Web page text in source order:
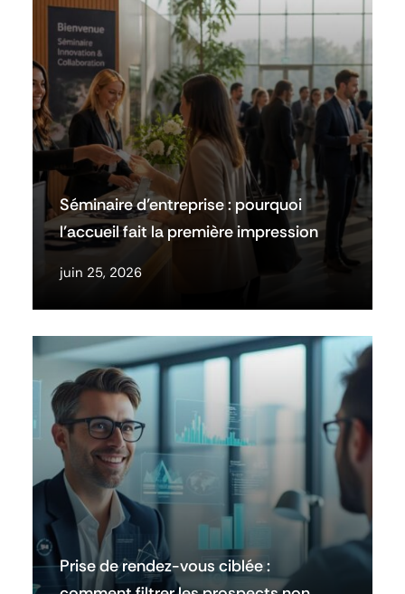
Séminaire d’entreprise : pourquoi
l’accueil fait la première impression
juin 25, 2026
Prise de rendez-vous ciblée :